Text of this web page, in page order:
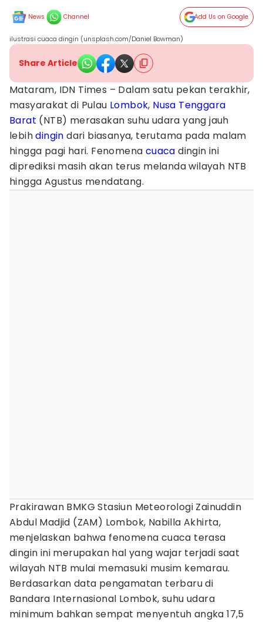
News Channel Add Us on Google
ilustrasi cuaca dingin (unsplash.com/Daniel Bowman)
Share Article
Mataram, IDN Times – Dalam satu pekan terakhir,
masyarakat di Pulau Lombok, Nusa Tenggara
Barat (NTB) merasakan suhu udara yang jauh
lebihdingin dari biasanya, terutama pada malam
hingga pagi hari. Fenomena cuaca dingin ini
diprediksi masih akan terus melanda wilayah NTB
hingga Agustus mendatang.
Prakirawan BMKG Stasiun Meteorologi Zainuddin
Abdul Madjid (ZAM) Lombok, Nabilla Akhirta,
menjelaskan bahwa fenomena cuaca terasa
dingin ini merupakan hal yang wajar terjadi saat
wilayah NTB mulai memasuki musim kemarau.
Berdasarkan data pengamatan terbaru di
Bandara Internasional Lombok, suhu udara
minimum bahkan sempat menyentuh angka 17,5